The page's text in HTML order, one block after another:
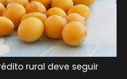
rural deve seguir